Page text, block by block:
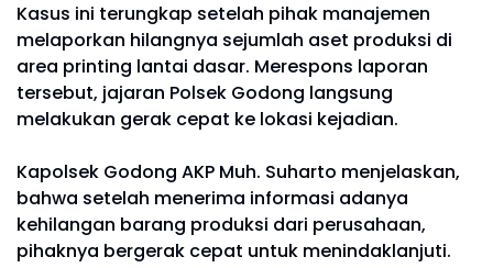
Kasus ini terungkap setelah pihak manajemen
melaporkan hilangnya sejumlah aset produksi di
area printing lantai dasar. Merespons laporan
tersebut, jajaran Polsek Godong langsung
melakukan gerak cepat ke lokasi kejadian.
Kapolsek Godong AKP Muh. Suharto menjelaskan,
bahwa setelah menerima informasi adanya
kehilangan barang produksi dari perusahaan,
pihaknya bergerak cepat untuk menindaklanjuti.